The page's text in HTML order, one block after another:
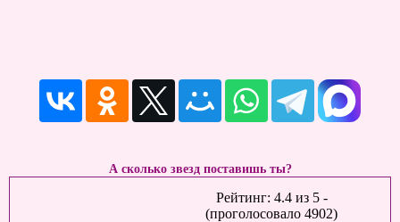
А сколько звезд поставишь ты?
Рейтинг: 4.4из 5-
(проголосовало 4902)